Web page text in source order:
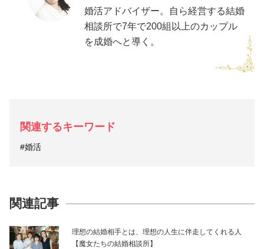
婚活アドバイザー。自ら経営する結婚
相談所で7年で200組以上のカップル
を成婚へと導く。
関連するキーワード
#婚活
関連記事
理想の結婚相手とは、理想の人生に伴走してくれる人
【魔女たちの結婚相談所】